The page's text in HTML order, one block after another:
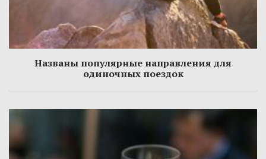
Названы популярные направления для
одиночных поездок